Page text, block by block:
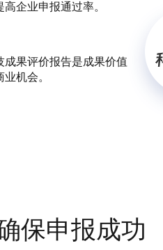
企业申报通过率。
果评价报告是成果价值
机会。
保申报成功